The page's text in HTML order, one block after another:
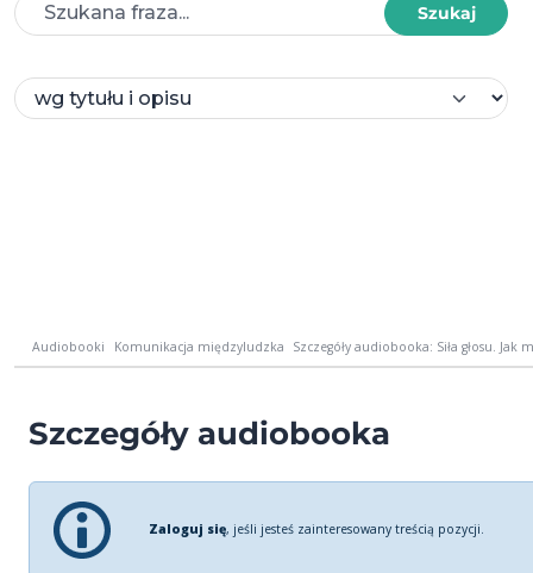
Szukaj
Audiobooki Komunikacja międzyludzka Szczegóły audiobooka: Siła głosu. Jak
Szczegóły audiobooka
Zaloguj się, jeśli jesteś zainteresowany treścią pozycji.